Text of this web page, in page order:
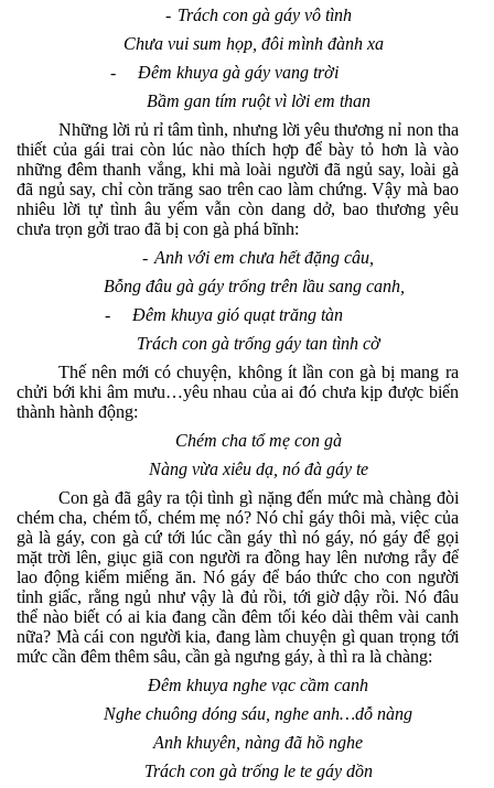
- Trách con gà gáy vô tình
Chưa vui sum họp, đôi mình đành xa
-
Đêm khuya gà gáy vang trời
Bầm gan tím ruột vì lời em than
Những lời rủ rỉ tâm tình, nhưng lời yêu thương nỉ non tha
thiết của gái trai còn lúc nào thích hợp để bày tỏ hơn là vào
những đêm thanh vắng, khi mà loài người đã ngủ say, loài gà
đã ngủ say, chỉ còn trăng sao trên cao làm chứng. Vậy mà bao
nhiêu lời tự tình âu yếm vẫn còn dang dở, bao thương yêu
chưa trọn gởi trao đã bị con gà phá bĩnh:
- Anh với em chưa hết đặng câu,
Bỗng đâu gà gáy trống trên lầu sang canh,
-
Đêm khuya gió quạt trăng tàn
Trách con gà trống gáy tan tình cờ
Thế nên mới có chuyện, không ít lần con gà bị mang ra
chửi bới khi âm mưu…yêu nhau của ai đó chưa kịp được biến
thành hành động:
Chém cha tổ mẹ con gà
Nàng vừa xiêu dạ, nó đà gáy te
Con gà đã gây ra tội tình gì nặng đến mức mà chàng đòi
chém cha, chém tổ, chém mẹ nó? Nó chỉ gáy thôi mà, việc của
gà là gáy, con gà cứ tới lúc cần gáy thì nó gáy, nó gáy để gọi
mặt trời lên, giục giã con người ra đồng hay lên nương rẫy để
lao động kiếm miếng ăn. Nó gáy để báo thức cho con người
tỉnh giấc, rằng ngủ như vậy là đủ rồi, tới giờ dậy rồi. Nó đâu
thể nào biết có ai kia đang cần đêm tối kéo dài thêm vài canh
nữa? Mà cái con người kia, đang làm chuyện gì quan trọng tới
mức cần đêm thêm sâu, cần gà ngưng gáy, à thì ra là chàng:
Đêm khuya nghe vạc cầm canh
Nghe chuông dóng sáu, nghe anh…dỗ nàng
Anh khuyên, nàng đã hồ nghe
Trách con gà trống le te gáy dồn